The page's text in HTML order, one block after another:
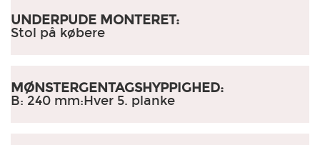
UNDERPUDE MONTERET:
Stol på købere
MØNSTERGENTAGSHYPPIGHED:
B: 240 mm:Hver 5. planke